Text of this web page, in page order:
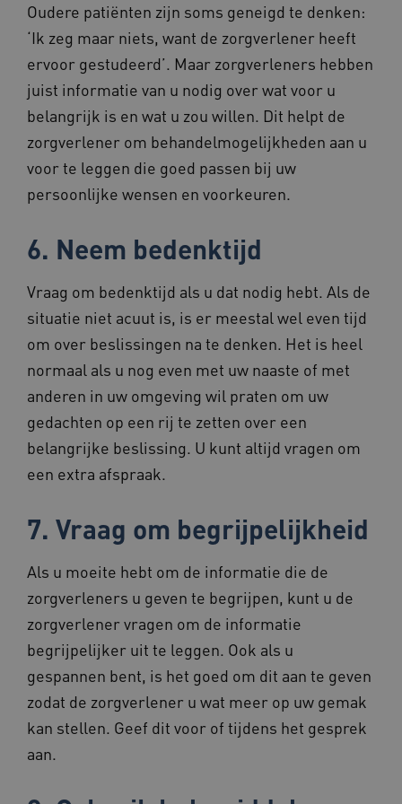
Oudere patiënten zijn soms geneigd te denken:
‘Ik zeg maar niets, want de zorgverlener heeft
ervoor gestudeerd’. Maar zorgverleners hebben
juist informatie van u nodig over wat voor u
belangrijk is en wat u zou willen. Dit helpt de
zorgverlener om behandelmogelijkheden aan u
voor te leggen die goed passen bij uw
persoonlijke wensen en voorkeuren.
6. Neem bedenktijd
Vraag om bedenktijd als u dat nodig hebt. Als de
situatie niet acuut is, is er meestal wel even tijd
om over beslissingen na te denken. Het is heel
normaal als u nog even met uw naaste of met
anderen in uw omgeving wil praten om uw
gedachten op een rij te zetten over een
belangrijke beslissing. U kunt altijd vragen om
een extra afspraak.
7. Vraag om begrijpelijkheid
Als u moeite hebt om de informatie die de
zorgverleners u geven te begrijpen, kunt u de
zorgverlener vragen om de informatie
begrijpelijker uit te leggen. Ook als u
gespannen bent, is het goed om dit aan te geven
zodat de zorgverlener u wat meer op uw gemak
kan stellen. Geef dit voor of tijdens het gesprek
aan.
__Secure-ROLLOUT_TOKEN
x-ms-routing-name
Microsoft
.www.beteroud.nl
59
UMB_SESSION www.beteroud.nl
VISITOR_PRIVACY_METADATA
YouTube
5
Microsoft
Corporation
.www.beteroud.nl
ga_session_duration www.beteroud.nl 30
f765.beteroud.nl
Google Privacy Policy